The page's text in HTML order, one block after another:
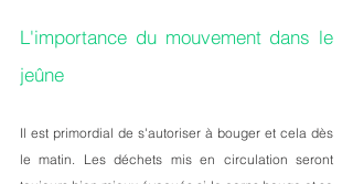
L'importance du mouvement dans le
jeûne
Il est primordial de s'autoriser à bouger et cela dès
le matin. Les déchets mis en circulation seront